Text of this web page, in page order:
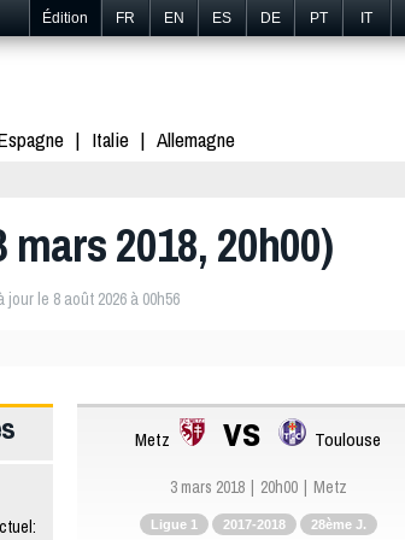
Édition FR EN ES DE PT IT
Italie
Allemagne
2018, 20h00)
jour le 8 août 2026 à 00h56
Metz vs Toulouse
3 mars 2018 20h00 Metz
Ligue 1 2017-2018 28ème J.